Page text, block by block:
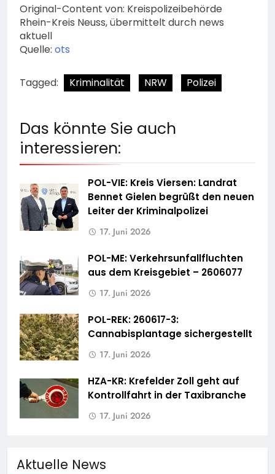
Original-Content von: Kreispolizeibehörde
Rhein-Kreis Neuss, übermittelt durch news
aktuell
Quelle: ots
Tagged: Kriminalität NRW Polizei
Das könnte Sie auch
interessieren:
POL-VIE: Kreis Viersen: Landrat
Bennet Gielen begrüßt den neuen
Leiter der Kriminalpolizei
17. Juni 2026
POL-ME: Verkehrsunfallfluchten
aus dem Kreisgebiet – 2606077
17. Juni 2026
POL-REK: 260617-3:
Cannabisplantage sichergestellt
17. Juni 2026
HZA-KR: Krefelder Zoll geht auf
Kontrollfahrt in der Taxibranche
17. Juni 2026
Aktuelle News